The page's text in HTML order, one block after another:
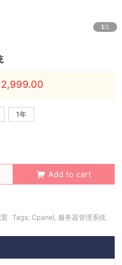
1/1
2,999.00
1年
Add to cart
Tags: Cpanel, 服务器管理系统